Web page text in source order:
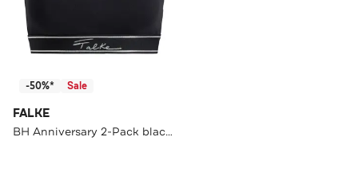
-50%* Sale
FALKE
BH Anniversary 2-Pack black (3000)